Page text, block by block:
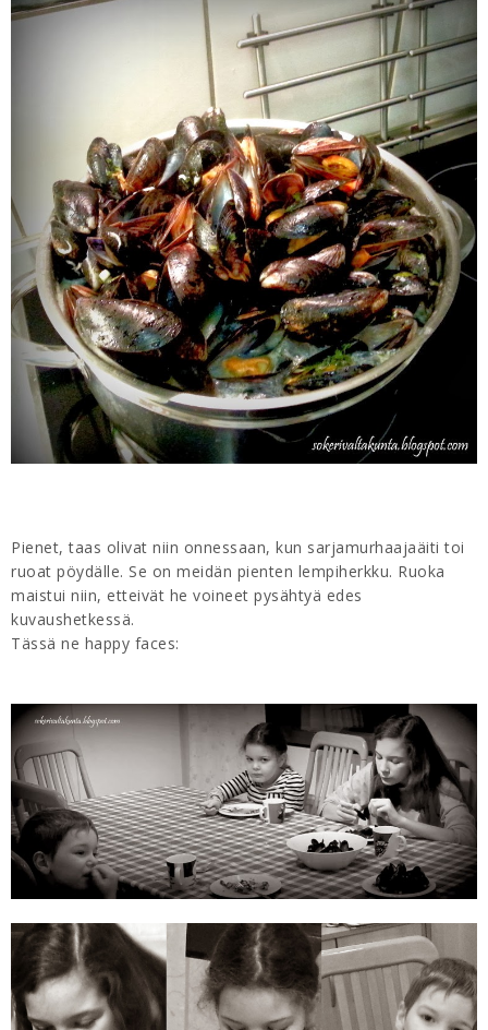
Pienet, taas olivat niin onnessaan, kun sarjamurhaajaäiti toi
ruoat pöydälle. Se on meidän pienten lempiherkku. Ruoka
maistui niin, etteivät he voineet pysähtyä edes
kuvaushetkessä.
Tässä ne happy faces: